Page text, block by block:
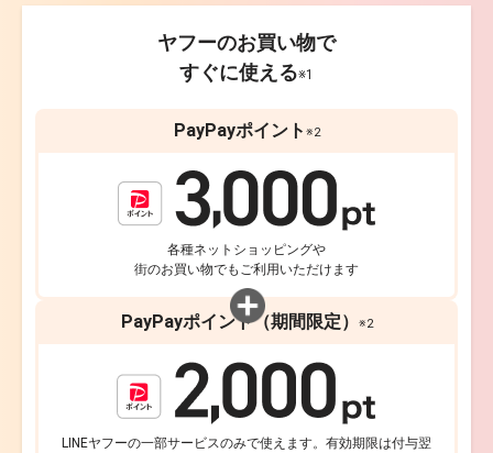
ヤフーのお買い物で
すぐに使える※1
PayPayポイント ※2
各種ネットショッピングや
街のお買い物でもご利用いただけます
PayPayポイント（期間限定） ※2
LINEヤフーの一部サービスのみで使えます。有効期限は付与翌